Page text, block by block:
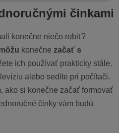
činkami
konečne niečo robiť?
konečne začať s
ich používať prakticky stále.
alebo sedíte pri počítači.
ako si konečne začať formovať
činky vám budú